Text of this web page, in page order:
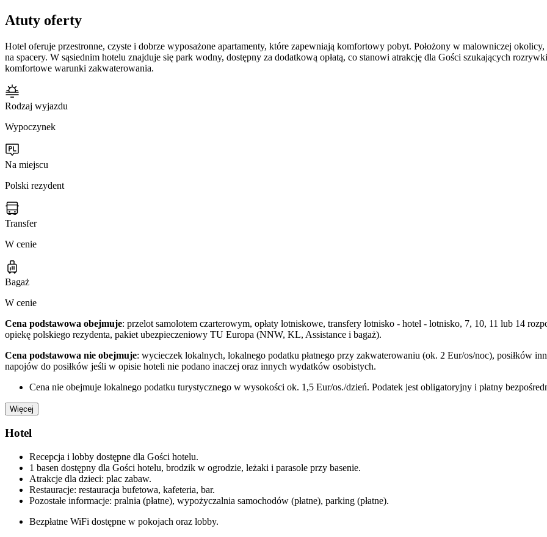
Atuty oferty
Hotel oferuje przestronne, czyste i dobrze wyposażone apartamenty, które zapewniają komfortowy pobyt. Położony w malowniczej
na spacery. W sąsiednim hotelu znajduje się park wodny, dostępny za dodatkową opłatą, co stanowi atrakcję dla Gości szukających
komfortowe warunki zakwaterowania.
Rodzaj wyjazdu
Wypoczynek
Na miejscu
Polski rezydent
Transfer
W cenie
Bagaż
W cenie
Cena podstawowa obejmuje: przelot samolotem czarterowym, opłaty lotniskowe, transfery lotnisko - hotel - lotnisko, 7, 10, 11 lub 14
opiekę polskiego rezydenta, pakiet ubezpieczeniowy TU Europa (NNW, KL, Assistance i bagaż).
Cena podstawowa nie obejmuje: wycieczek lokalnych, lokalnego podatku płatnego przy zakwaterowaniu (ok. 2 Eur/os/noc), posiłków
napojów do posiłków jeśli w opisie hoteli nie podano inaczej oraz innych wydatków osobistych.
Cena nie obejmuje lokalnego podatku turystycznego w wysokości ok. 1,5 Eur/os./dzień. Podatek jest obligatoryjny i płatny
Więcej
Hotel
Recepcja i lobby dostępne dla Gości hotelu.
1 basen dostępny dla Gości hotelu, brodzik w ogrodzie, leżaki i parasole przy basenie.
Atrakcje dla dzieci: plac zabaw.
Restauracje: restauracja bufetowa, kafeteria, bar.
Pozostałe informacje: pralnia (płatne), wypożyczalnia samochodów (płatne), parking (płatne).
Bezpłatne WiFi dostępne w pokojach oraz lobby.